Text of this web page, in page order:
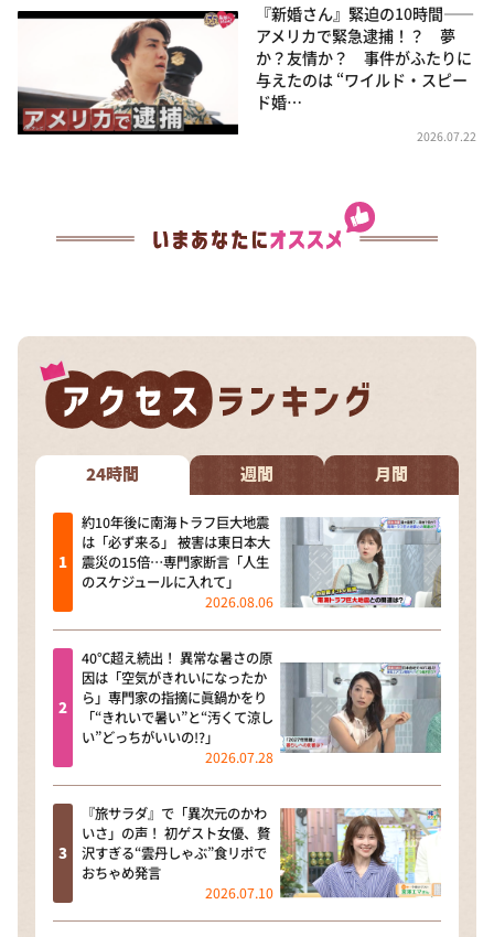
『新婚さん』緊迫の10時間――
アメリカで緊急逮捕！？ 夢
か？友情か？ 事件がふたりに
与えたのは “ワイルド・スピー
ド婚…
2026.07.22
24時間 週間 月間
約10年後に南海トラフ巨大地震
は「必ず来る」 被害は東日本大
震災の15倍…専門家断言「人生
のスケジュールに入れて」
2026.08.06
40℃超え続出！ 異常な暑さの原
因は「空気がきれいになったか
ら」専門家の指摘に眞鍋かをり
「“きれいで暑い”と“汚くて涼し
い”どっちがいいの!?」
2026.07.28
『旅サラダ』で「異次元のかわ
いさ」の声！ 初ゲスト女優、贅
沢すぎる“雲丹しゃぶ”食リポで
おちゃめ発言
2026.07.10